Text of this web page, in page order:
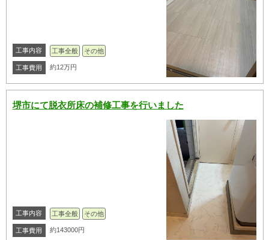
工事内容 工事全般 その他
工事費用 約12万円
堺市にて脱衣所床の補修工事を行いました
工事内容 工事全般 その他
工事費用 約143000円